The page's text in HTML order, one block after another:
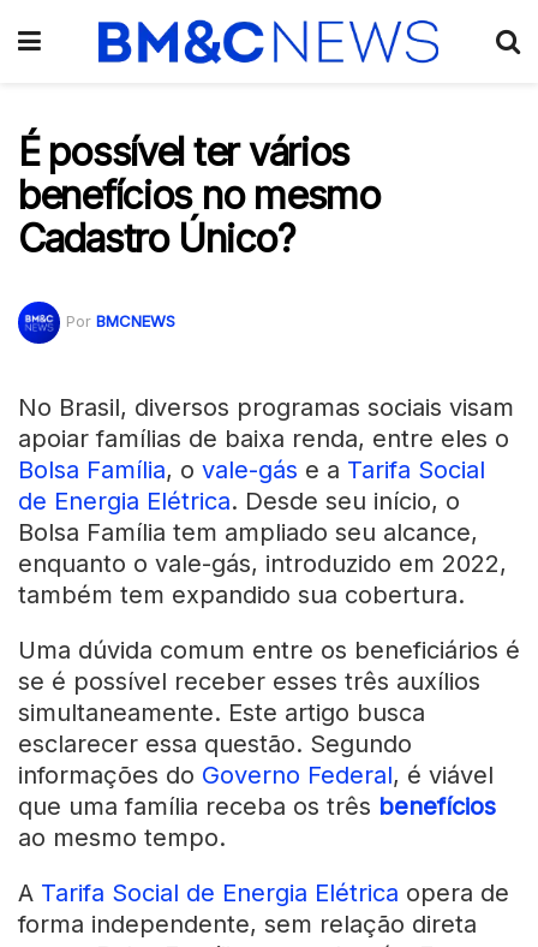
É possível ter vários
benefícios no mesmo
Cadastro Único?
Por BMCNEWS
No Brasil, diversos programas sociais visam
apoiar famílias de baixa renda, entre eles o
Bolsa Família, o vale-gás e a Tarifa Social
de Energia Elétrica. Desde seu início, o
Bolsa Família tem ampliado seu alcance,
enquanto o vale-gás, introduzido em 2022,
também tem expandido sua cobertura.
Uma dúvida comum entre os beneficiários é
se é possível receber esses três auxílios
simultaneamente. Este artigo busca
esclarecer essa questão. Segundo
informações do Governo Federal, é viável
que uma família receba os três benefícios
ao mesmo tempo.
A Tarifa Social de Energia Elétrica opera de
forma independente, sem relação direta